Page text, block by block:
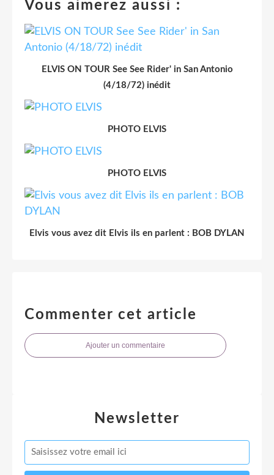
Vous aimerez aussi :
ELVIS ON TOUR See See Rider' in San Antonio
(4/18/72) inédit
PHOTO ELVIS
PHOTO ELVIS
Elvis vous avez dit Elvis ils en parlent : BOB DYLAN
Commenter cet article
Ajouter un commentaire
Newsletter